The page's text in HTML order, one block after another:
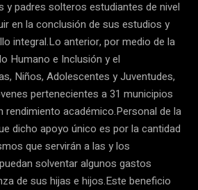
y padres solteros estudiantes de nivel
en la conclusión de sus estudios y
integral.Lo anterior, por medio de la
Humano e Inclusión y el
Niños, Adolescentes y Juventudes,
pertenecientes a 31 municipios
rendimiento académico.Personal de la
dicho apoyo único es por la cantidad
que servirán a las y los
solventar algunos gastos
de sus hijas e hijos.Este beneficio